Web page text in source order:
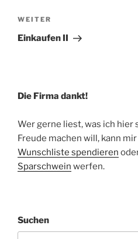
Nächster
Beitrag
WEITER
Einkaufen II
Die Firma dankt!
Wer gerne liest, was ich hier
Freude machen will, kann
Wunschliste spendieren
Sparschwein werfen.
Suchen